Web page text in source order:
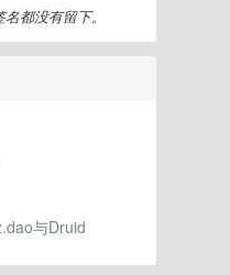
都没有留下。
与Druid